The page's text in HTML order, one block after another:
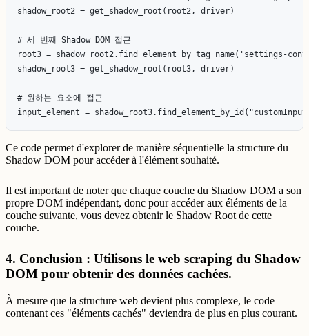
shadow_root2 = get_shadow_root(root2, driver)
# 세 번째 Shadow DOM 접근
root3 = shadow_root2.find_element_by_tag_name('settings-
shadow_root3 = get_shadow_root(root3, driver)
# 원하는 요소에 접근
Ce code permet d'explorer de manière séquentielle la structure du
Shadow DOM pour accéder à l'élément souhaité.
Il est important de noter que chaque couche du Shadow DOM a son
propre DOM indépendant, donc pour accéder aux éléments de la
couche suivante, vous devez obtenir le Shadow Root de cette
couche.
4. Conclusion : Utilisons le web scraping du Shadow
DOM pour obtenir des données cachées.
À mesure que la structure web devient plus complexe, le code
contenant ces "éléments cachés" deviendra de plus en plus courant.